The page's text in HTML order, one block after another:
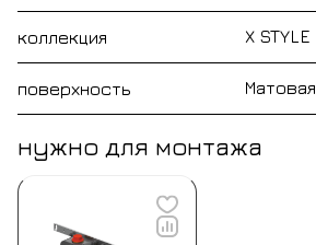
коллекция X STYLE
поверхность Матовая
нужно для монтажа